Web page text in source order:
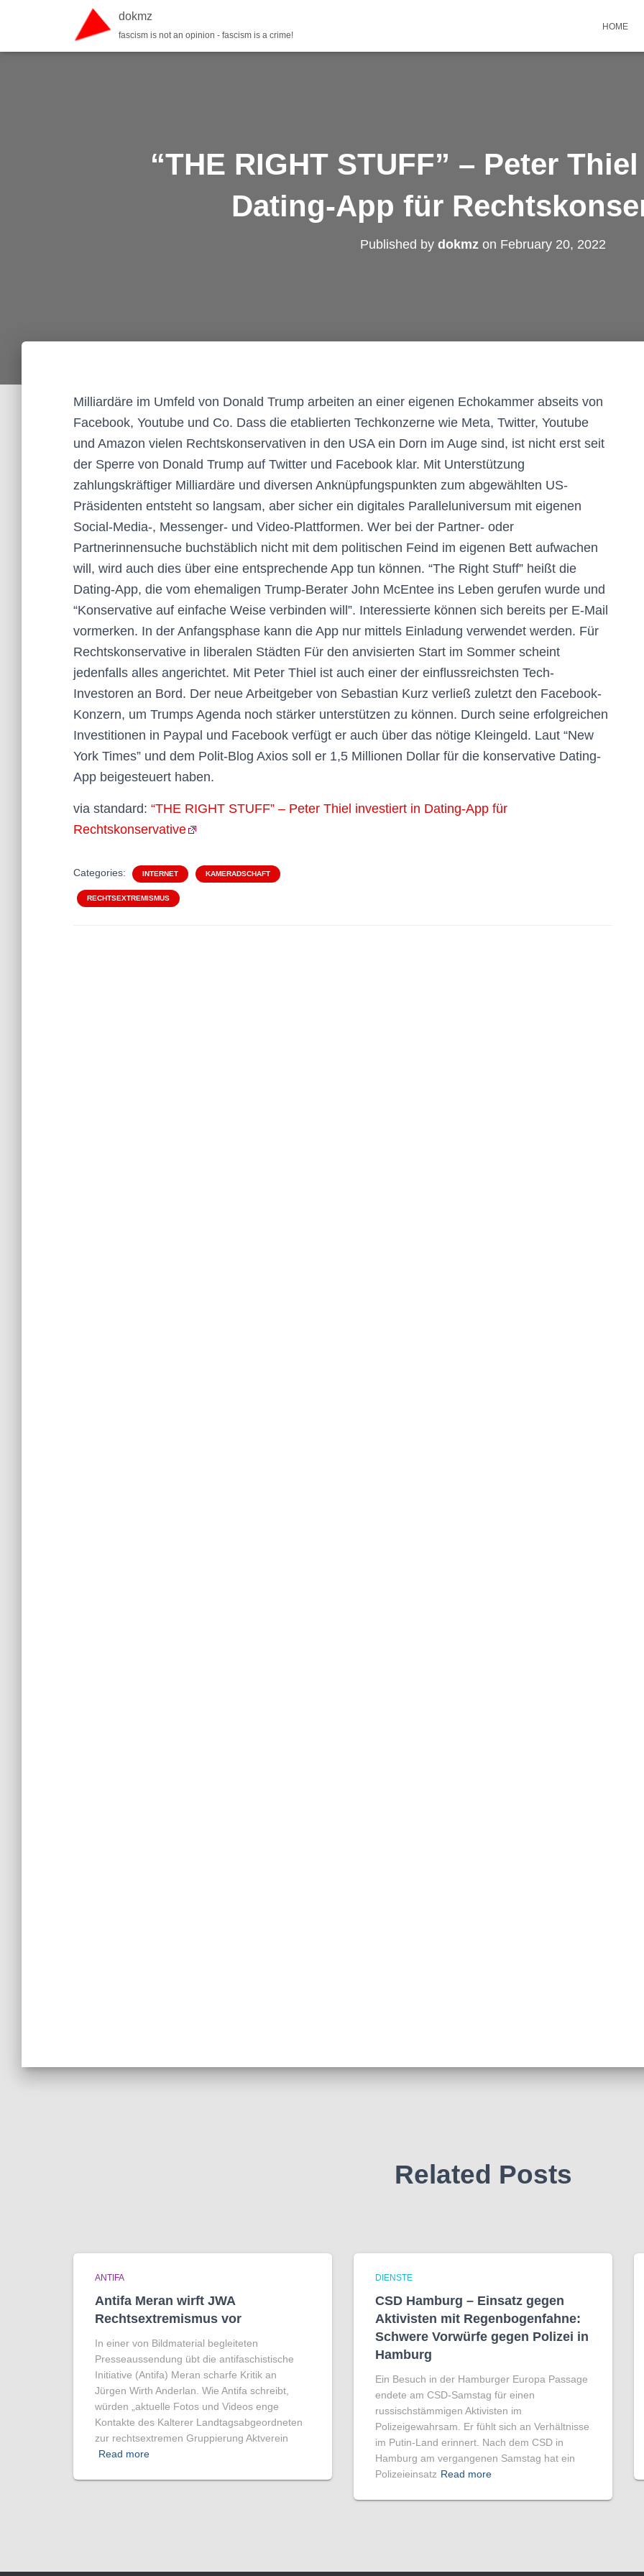
dokmz
fascism is not an opinion - fascism is a crime!
HOME
“THE RIGHT STUFF” – Peter
Dating-App für
Published by dokmz on February 20, 2022
Milliardäre im Umfeld von Donald Trump arbeiten an einer eigenen Echokammer abseits von
Facebook, Youtube und Co. Dass die etablierten Techkonzerne wie Meta, Twitter, Youtube
und Amazon vielen Rechtskonservativen in den USA ein Dorn im Auge sind, ist nicht erst seit
der Sperre von Donald Trump auf Twitter und Facebook klar. Mit Unterstützung
zahlungskräftiger Milliardäre und diversen Anknüpfungspunkten zum abgewählten US-
Präsidenten entsteht so langsam, aber sicher ein digitales Paralleluniversum mit eigenen
Social-Media-, Messenger- und Video-Plattformen. Wer bei der Partner- oder
Partnerinnensuche buchstäblich nicht mit dem politischen Feind im eigenen Bett aufwachen
will, wird auch dies über eine entsprechende App tun können. “The Right Stuff” heißt die
Dating-App, die vom ehemaligen Trump-Berater John McEntee ins Leben gerufen wurde und
“Konservative auf einfache Weise verbinden will”. Interessierte können sich bereits per E-Mail
vormerken. In der Anfangsphase kann die App nur mittels Einladung verwendet werden. Für
Rechtskonservative in liberalen Städten Für den anvisierten Start im Sommer scheint
jedenfalls alles angerichtet. Mit Peter Thiel ist auch einer der einflussreichsten Tech-
Investoren an Bord. Der neue Arbeitgeber von Sebastian Kurz verließ zuletzt den Facebook-
Konzern, um Trumps Agenda noch stärker unterstützen zu können. Durch seine erfolgreichen
Investitionen in Paypal und Facebook verfügt er auch über das nötige Kleingeld. Laut “New
York Times” und dem Polit-Blog Axios soll er 1,5 Millionen Dollar für die konservative Dating-
App beigesteuert haben.
via standard: “THE RIGHT STUFF” – Peter Thiel investiert in Dating-App für
Rechtskonservative
Categories: INTERNET KAMERADSCHAFT
RECHTSEXTREMISMUS
Related Posts
ANTIFA
Antifa Meran wirft JWA
Rechtsextremismus vor
In einer von Bildmaterial begleiteten
Presseaussendung übt die antifaschistische
Initiative (Antifa) Meran scharfe Kritik an
Jürgen Wirth Anderlan. Wie Antifa schreibt,
würden „aktuelle Fotos und Videos enge
Kontakte des Kalterer Landtagsabgeordneten
zur rechtsextremen Gruppierung Aktverein
Read more
DIENSTE
CSD Hamburg – Einsatz gegen
Aktivisten mit Regenbogen­fahne:
Schwere Vorwürfe gegen Polizei in
Hamburg
Ein Besuch in der Hamburger Europa Passage
endete am CSD-Samstag für einen
russischstämmigen Aktivisten im
Polizeigewahrsam. Er fühlt sich an Verhältnisse
im Putin-Land erinnert. Nach dem CSD in
Hamburg am vergangenen Samstag hat ein
Polizeieinsatz Read more